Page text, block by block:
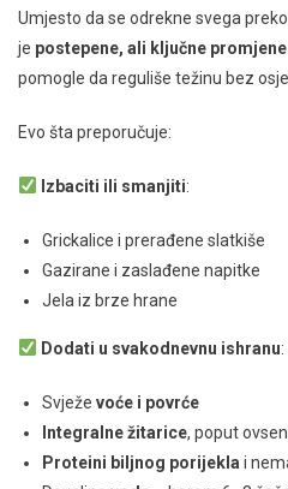
Umjesto da se odrekne svega
je postepene, ali ključne
pomogle da reguliše težinu bez
Evo šta preporučuje:
Izbaciti ili smanjiti:
Grickalice i prerađene slatkiše
Gazirane i zaslađene napitke
Jela iz brze hrane
Dodati u svakodnevnu ishranu:
Svježe voće i povrće
Integralne žitarice, poput
Proteini biljnog porijekla i